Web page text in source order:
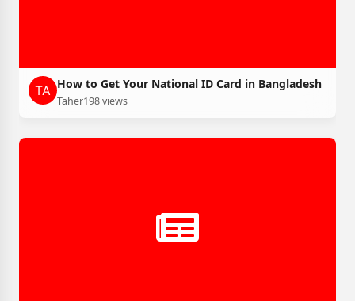
How to Get Your National ID Card in Bangladesh
Taher198 views